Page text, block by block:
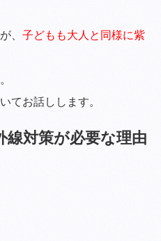
、 子どもも大人と同様に紫
てお話しします。
対策が必要な理由
オレンジパワーで夏の地肌すっきり、毛先